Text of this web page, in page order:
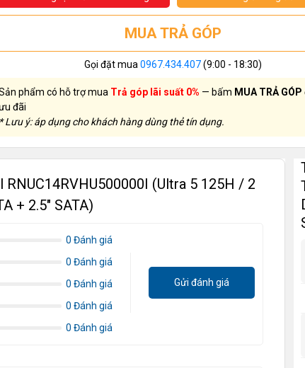
MUA TRẢ GÓP
Gọi đặt mua 0967.434.407(9:00 - 18:30)
phẩm có hỗ trợ mua Trả góp lãi suất 0% — bấm MUA TRẢ GÓP
ưu đãi
* Lưu ý: áp dụng cho khách hàng dùng thẻ tín dụng.
RNUC14RVHU500000I (Ultra 5 125H / 2
+ 2.5" SATA)
0 Đánh giá
0 Đánh giá
0 Đánh giá
0 Đánh giá
0 Đánh giá
Gửi đánh giá